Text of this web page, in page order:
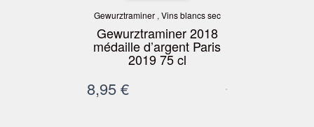
Gewurztraminer, Vins blancs sec
Gewurztraminer 2018
médaille d’argent Paris
2019 75 cl
8,95€